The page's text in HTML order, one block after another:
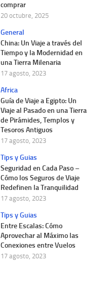
comprar
20 octubre, 2025
General
China: Un Viaje a través del
Tiempo y la Modernidad en
una Tierra Milenaria
17 agosto, 2023
Africa
Guía de Viaje a Egipto: Un
Viaje al Pasado en una Tierra
de Pirámides, Templos y
Tesoros Antiguos
17 agosto, 2023
Tips y Guias
Seguridad en Cada Paso –
Cómo los Seguros de Viaje
Redefinen la Tranquilidad
17 agosto, 2023
Tips y Guias
Entre Escalas: Cómo
Aprovechar al Máximo las
Conexiones entre Vuelos
17 agosto, 2023